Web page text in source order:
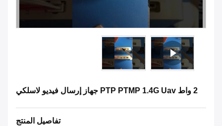
2 واط PTP PTMP 1.4G Uav جهاز إرسال فيديو لاسلكي
تفاصيل المنتج